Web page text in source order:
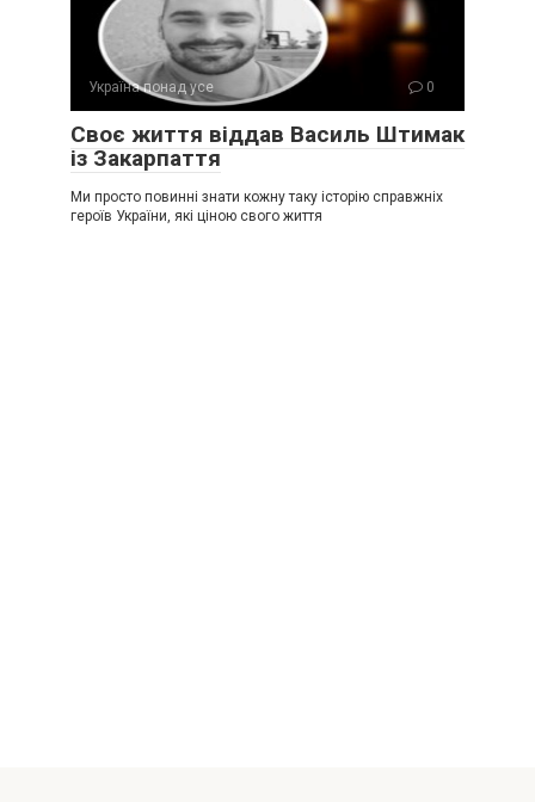
Україна понад усе 0
Своє життя віддав Василь Штимак
із Закарпаття
Ми просто повинні знати кожну таку історію справжніх
героїв України, які ціною свого життя